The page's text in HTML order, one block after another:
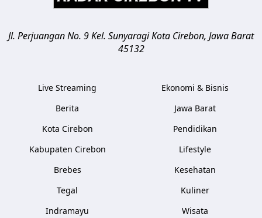
Jl. Perjuangan No. 9 Kel. SunyaragiKota Cirebon, Jawa Barat
45132
Live Streaming
Berita
Kota Cirebon
Kabupaten Cirebon
Brebes
Tegal
Indramayu
Ekonomi & Bisnis
Jawa Barat
Pendidikan
Lifestyle
Kesehatan
Kuliner
Wisata